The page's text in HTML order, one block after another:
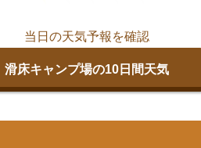
当日の天気予報を確認
滑床キャンプ場の10日間天気